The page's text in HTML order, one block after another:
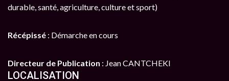
durable, santé, agriculture, culture et sport)
Récépissé : Démarche en cours
Directeur de Publication : Jean CANTCHEKI
LOCALISATION